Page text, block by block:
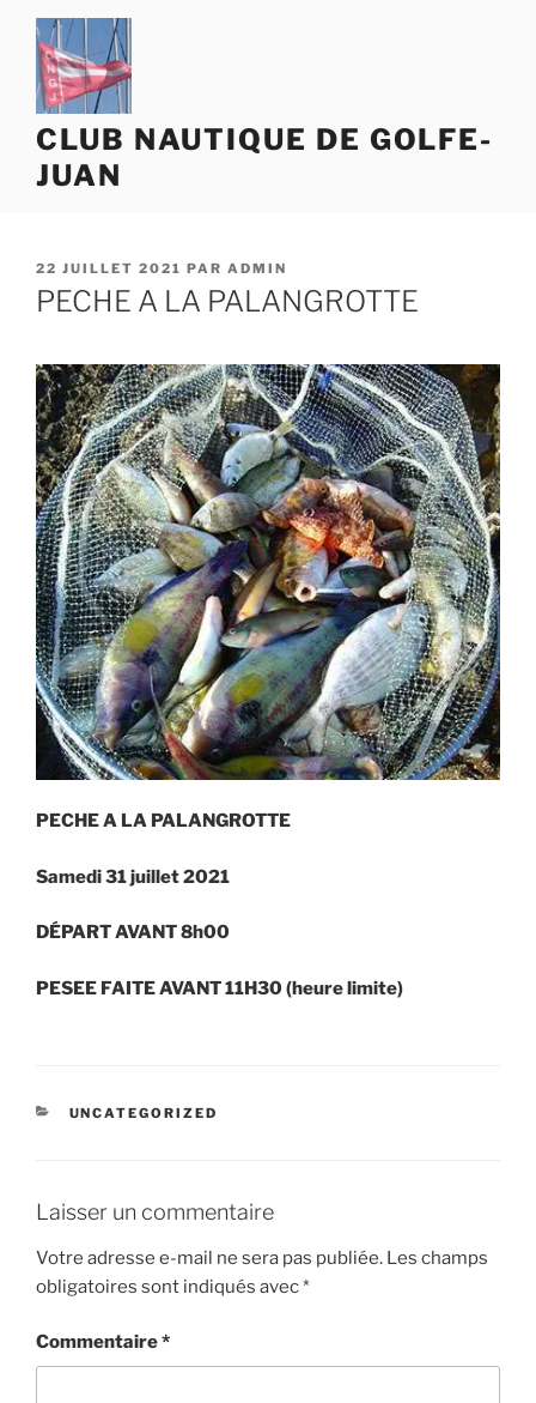
Aller
contenu
principal
CLUB NAUTIQUE DE GOLFE-
JUAN
PUBLIÉ
LE
22 JUILLET 2021 PAR ADMIN
PECHE A LA PALANGROTTE
PECHE A LA PALANGROTTE
Samedi 31 juillet 2021
DÉPART AVANT 8h00
PESEE FAITE AVANT 11H30 (heure limite)
CATÉGORIES
UNCATEGORIZED
Laisser un commentaire
Votre adresse e-mail ne sera pas publiée. Les champs
obligatoires sont indiqués avec*
Commentaire*